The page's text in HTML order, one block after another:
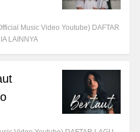
Music Video Youtube) DAFTAR
LAINNYA